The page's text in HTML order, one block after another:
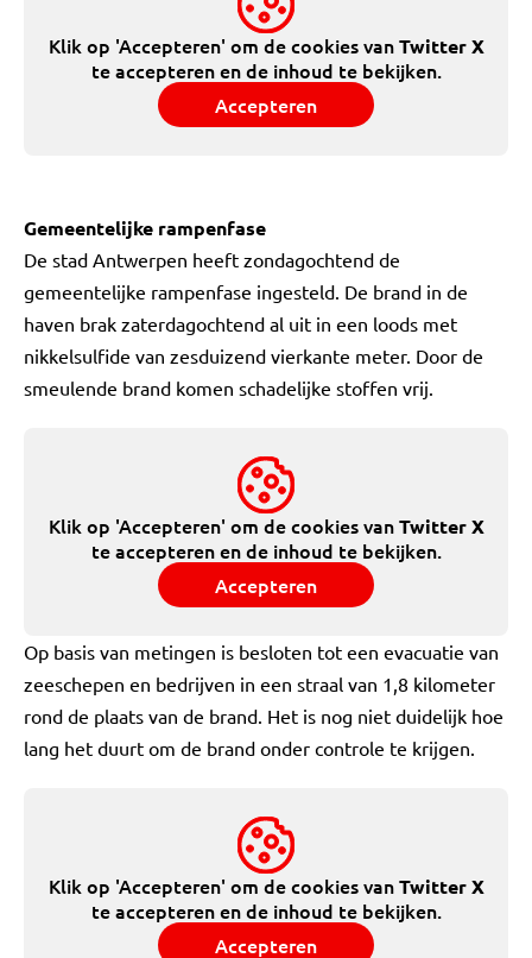
Klik op 'Accepteren' om de cookies vanTwitter X
te accepteren en de inhoud te bekijken.
Accepteren
Gemeentelijke rampenfase
De stad Antwerpen heeft zondagochtend de
gemeentelijke rampenfase ingesteld. De brand in de
haven brak zaterdagochtend al uit in een loods met
nikkelsulfide van zesduizend vierkante meter. Door de
smeulende brand komen schadelijke stoffen vrij.
Klik op 'Accepteren' om de cookies vanTwitter X
te accepteren en de inhoud te bekijken.
Accepteren
Op basis van metingen is besloten tot een evacuatie van
zeeschepen en bedrijven in een straal van 1,8 kilometer
rond de plaats van de brand. Het is nog niet duidelijk hoe
lang het duurt om de brand onder controle te krijgen.
Klik op 'Accepteren' om de cookies vanTwitter X
te accepteren en de inhoud te bekijken.
Accepteren